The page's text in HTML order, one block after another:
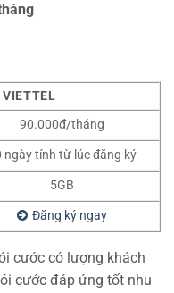
90.000đ/tháng
ngày tính từ lúc đăng ký
5GB
Đăng ký ngay
cước có lượng khách
cước đáp ứng tốt nhu